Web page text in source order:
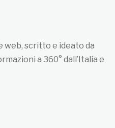
web, scritto e ideato da
a 360° dall’Italia e